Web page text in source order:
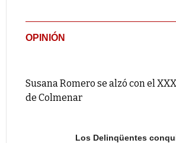
OPINIÓN
Susana Romero se alzó con el
de Colmenar
Los Delinqüentes